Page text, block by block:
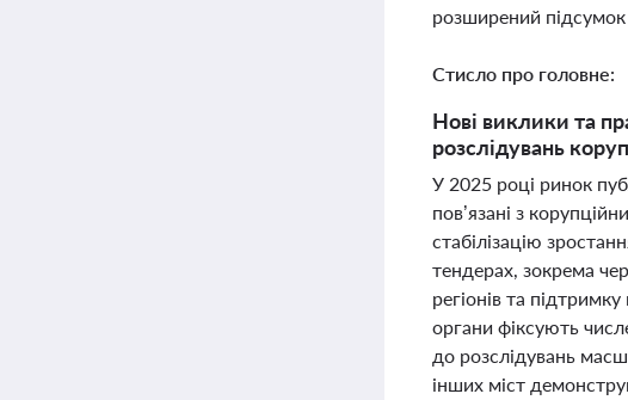
розширений
Стисло про головне:
Нові виклики та
розслідувань
У 2025 році ринок
пов’язані з
стабілізацію
тендерах, зокрема
регіонів та
органи фіксують
до розслідувань
інших міст